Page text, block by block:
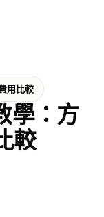
用比較
學：方
較